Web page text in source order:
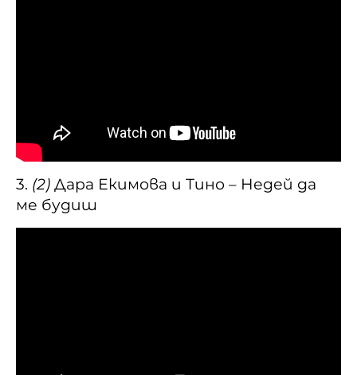
3. (2) Дара Екимова и Тино – Недей да
ме будиш